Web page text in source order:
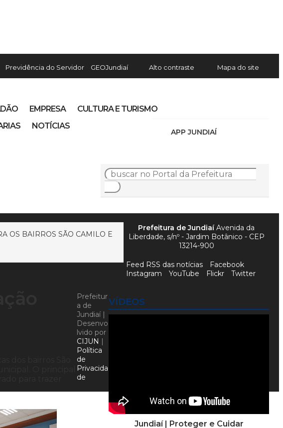
Previdência do Servidor GEOJundiaí Alto contraste Mapa do site
APP JUNDIAÍ
EMPRESA
CULTURA E TURISMO
NOTÍCIAS
OS BAIRROS SÃO CAMILO E
VÍDEOS
Jundiaí | Proteger e Cuidar
Prefeitura de JundiaíAvenida da
Liberdade, s/nº - Jardim Botânico - CEP
13214-900
Feed RSS das notícias
Facebook
Instagram
YouTube Flickr Twitter
Prefeitur
a de
Jundiaí |
Desenvo
lvido por
CIJUN |
Política
de
Privacida
de